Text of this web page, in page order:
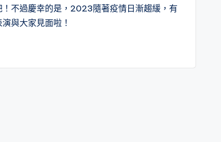
不過慶幸的是，2023隨著疫情日漸趨緩，有
與大家見面啦！